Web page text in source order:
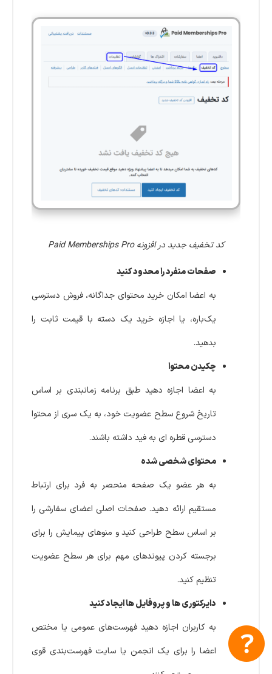
کد تخفیف جدید در افزونه Paid Memberships Pro
صفحات منفرد را محدود کنید
به اعضا امکان خرید محتوای جداگانه، فروش دسترسی
یک‌باره، یا اجازه خرید یک دسته با قیمت ثابت را
بدهید.
چکیدن محتوا
به اعضا اجازه دهید طبق برنامه زمانبندی بر اساس
تاریخ شروع سطح عضویت خود، به یک سری از محتوا
دسترسی قطره ای به فید داشته باشند.
محتوای شخصی شده
به هر عضو یک صفحه منحصر به فرد برای ارتباط
مستقیم ارائه دهید. صفحات اصلی اعضای سفارشی را
بر اساس سطح طراحی کنید و منوهای پیمایش را برای
برجسته کردن پیوندهای مهم برای هر سطح عضویت
تنظیم کنید.
دایرکتوری ها و پروفایل ها ایجاد کنید
به کاربران اجازه دهید فهرست‌های عمومی یا مختص
اعضا را برای یک انجمن یا سایت فهرست‌بندی قوی